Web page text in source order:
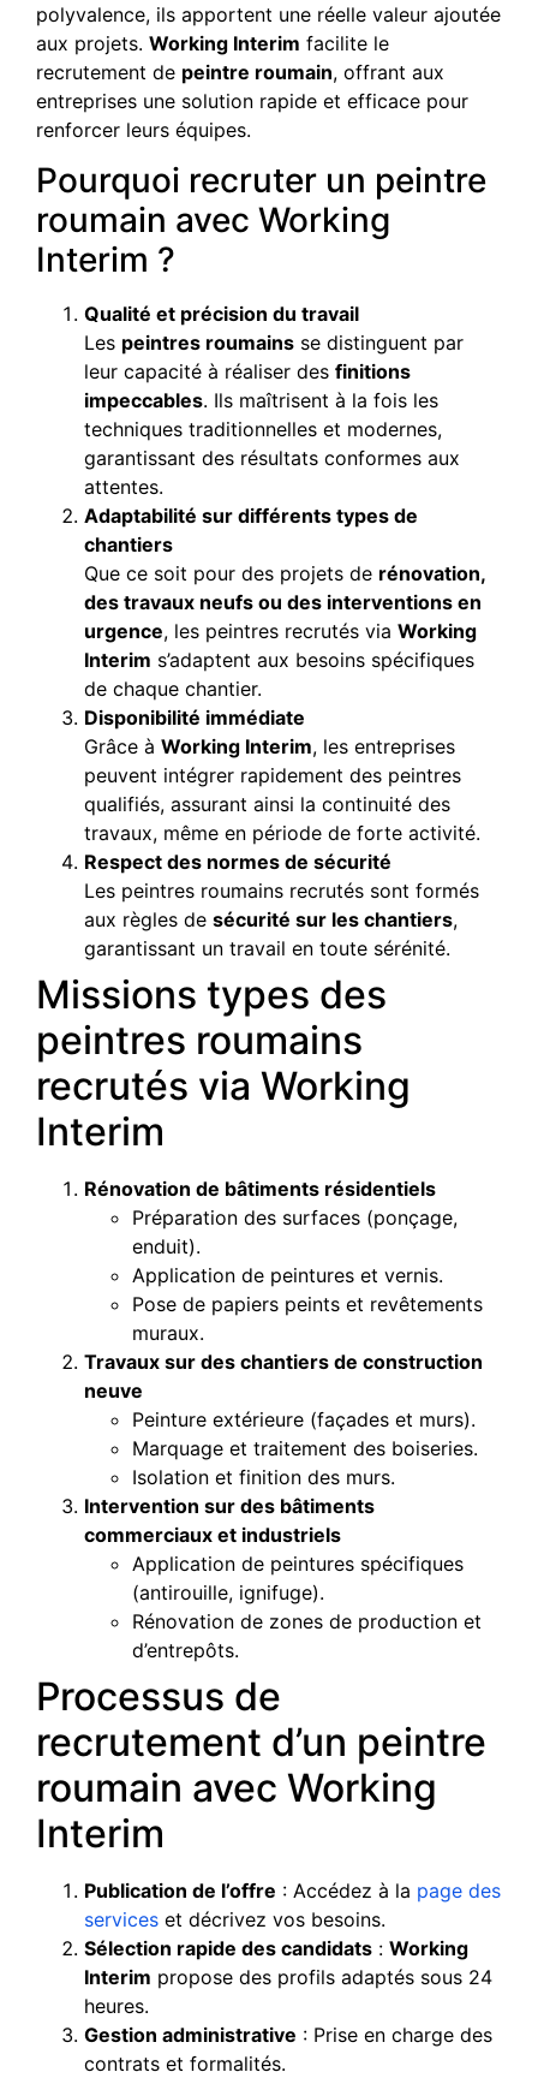
polyvalence, ils apportent une réelle valeur ajoutée
aux projets. Working Interim facilite le
recrutement de peintre roumain, offrant aux
entreprises une solution rapide et efficace pour
renforcer leurs équipes.
Pourquoi recruter un peintre
roumain avec Working
Interim ?
Qualité et précision du travail
Les peintres roumains se distinguent par
leur capacité à réaliser des finitions
impeccables. Ils maîtrisent à la fois les
techniques traditionnelles et modernes,
garantissant des résultats conformes aux
attentes.
Adaptabilité sur différents types de
chantiers
Que ce soit pour des projets de rénovation,
des travaux neufs ou des interventions en
urgence, les peintres recrutés via Working
Interim s’adaptent aux besoins spécifiques
de chaque chantier.
Disponibilité immédiate
Grâce à Working Interim, les entreprises
peuvent intégrer rapidement des peintres
qualifiés, assurant ainsi la continuité des
travaux, même en période de forte activité.
Respect des normes de sécurité
Les peintres roumains recrutés sont formés
aux règles de sécurité sur les chantiers,
garantissant un travail en toute sérénité.
Missions types des
peintres roumains
recrutés via Working
Interim
Rénovation de bâtiments résidentiels
Préparation des surfaces (ponçage,
enduit).
Application de peintures et vernis.
Pose de papiers peints et revêtements
muraux.
Travaux sur des chantiers de construction
neuve
Peinture extérieure (façades et murs).
Marquage et traitement des boiseries.
Isolation et finition des murs.
Intervention sur des bâtiments
commerciaux et industriels
Application de peintures spécifiques
(antirouille, ignifuge).
Rénovation de zones de production et
d’entrepôts.
Processus de
recrutement d’un peintre
roumain avec Working
Interim
Publication de l’offre : Accédez à la page des
services et décrivez vos besoins.
Sélection rapide des candidats : Working
Interim propose des profils adaptés sous 24
heures.
Gestion administrative : Prise en charge des
contrats et formalités.